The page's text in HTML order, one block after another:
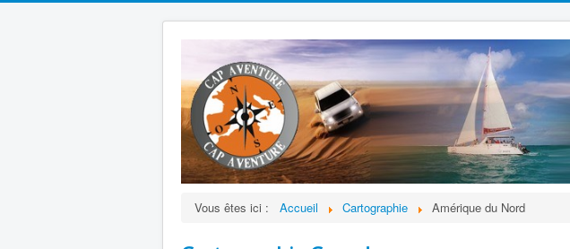
Vous êtes ici : Accueil Cartographie Amérique du Nord